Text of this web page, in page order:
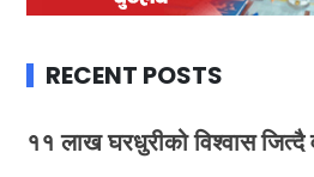
RECENT POSTS
११ लाख घरधुरीको विश्वास जित्दै